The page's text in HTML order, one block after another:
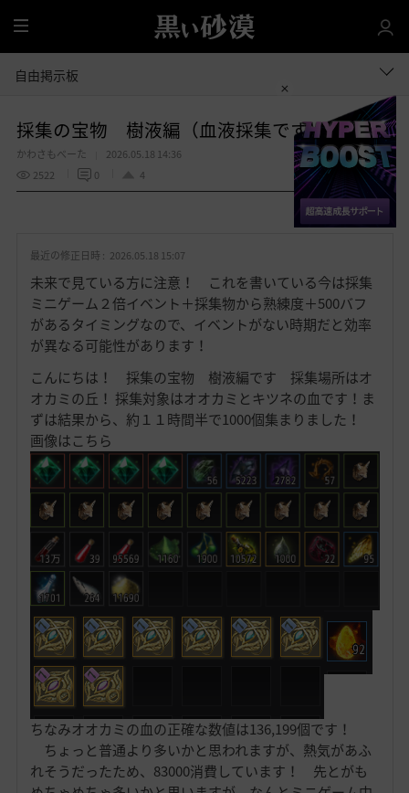
全
体
自由掲示板
採集の宝物 樹液編（血液採集です）
かわさもべーた
2026.05.18 14:36
2522
0 4
お
入
り
共有する
最近の修正日時 : 2026.05.18 15:07
未来で見ている方に注意！ これを書いている今は採集
ミニゲーム２倍イベント＋採集物から熟練度＋500バフ
があるタイミングなので、イベントがない時期だと効率
が異なる可能性があります！
こんにちは！ 採集の宝物 樹液編です 採集場所はオ
オカミの丘！ 採集対象はオオカミとキツネの血です！ま
ずは結果から、約１１時間半で1000個集まりました！
画像はこちら
ちなみオオカミの血の正確な数値は136,199個です！
ちょっと普通より多いかと思われますが、熱気があふ
れそうだったため、83000消費しています！ 先とがも